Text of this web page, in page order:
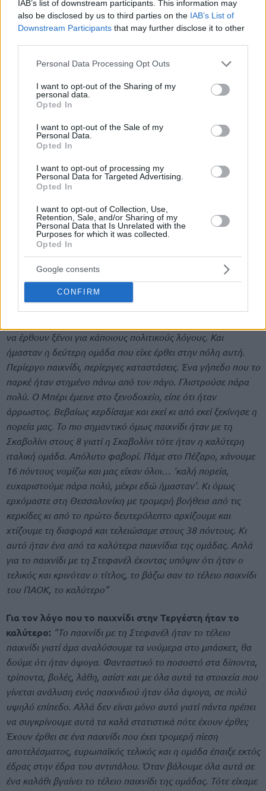
IAB’s list of downstream participants. This information may
also be disclosed by us to third parties on the IAB’s List of
Downstream Participants that may further disclose it to other
Please note that this website/app uses one or more Google
not limited to your visit or usage behaviour. You may click to
grant or deny consent to Google and its third-party tags to
use your data for below specified purposes in below Google
consent section.
Personal Data Processing Opt Outs
I want to opt-out of the Sharing of my
personal data.
Opted In
I want to opt-out of the Sale of my
Personal Data.
Opted In
I want to opt-out of processing my
Personal Data for Targeted Advertising.
Opted In
I want to opt-out of Collection, Use,
Retention, Sale, and/or Sharing of my
Personal Data that Is Unrelated with the
Purposes for which it was collected.
Opted In
Google consents
CONFIRM
σε μία τεράστια επιτυχία, όχι μόνο για τον σύλλογο, αλλά
για όλη την Ελλάδα.
αγώνα ΠΑΟΚ –Παναθηναϊκός για την 21η αγωνιστική του
πρωταθλήματος, θα βραβευτούν τα μέλη εκείνης της
ομάδας.
Αναλυτικά όσα είπε ο Πρέλεβιτς:
να έρθουν ξένοι για κάποιους πολιτικούς λόγους. Και
ήμασταν η δεύτερη ομάδα που είχε έρθει στην πόλη αυτή.
Περίεργο παιχνίδι, περίεργες καταστάσεις. Ένα γήπεδο που το
παρκέ ήταν στημένο πάνω από τον πάγο. Γλιστρούσε πάρα
πολύ. Ο Μπέρι έμεινε στο ξενοδοχείο, είπε ότι ήταν
άρρωστος. Βεβαίως κερδίσαμε και εκεί κι από εκεί ξεκίνησε η
πορεία μας. Το πιο σημαντικό όμως παιχνίδι ήταν με τη
Σκαβολίνι στους 8 γιατί η Σκαβολίνι τότε ήταν η καλύτερη
ιταλική ομάδα. Απόλυτο φαβορί. Πάμε στο Πέζαρο, χάνουμε
16 πόντους νομίζω και μας είχαν όλοι… ‘καλή πορεία,
ευχαριστούμε πάρα πολύ, μέχρι εδώ ήμασταν’. Κι όμως
ερχόμαστε στη Θεσσαλονίκη με τρομερή βοήθεια από τις
κερκίδες κι από το πρώτο δευτερόλεπτο αρχίζουμε και
χτίζουμε τη διαφορά και τελειώσαμε στους 38 πόντους. Κι
αυτό ήταν ένα από τα καλύτερα παιχνίδια της ομάδας. Απλά
για το παιχνίδι με τη Στεφανέλ έχοντας υπόψιν ότι ήταν ο
τελικός και κρινόταν ο τίτλος, το βάζω σαν το τέλειο παιχνίδι
του ΠΑΟΚ, το καλύτερο”
Για τον λόγο που το παιχνίδι στην Τεργέστη ήταν το
καλύτερο: “Το παιχνίδι με τη Στεφανέλ ήταν το τέλειο
παιχνίδι γιατί άμα αναλύσουμε τα νούμερα στο μπάσκετ, θα
δούμε ότι ήταν άψογα. Φανταστικό το ποσοστό στα δίποντα,
τρίποντα, βολές, λάθη, ασίστ και με όλα αυτά τα στοιχεία που
γίνεται ανάλυση ενός παιχνιδιού ήταν όλα άψογα, σε πολύ
υψηλό επίπεδο. Αλλά δεν είναι μόνο αυτό γιατί πάντα πρέπει
να συγκρίνουμε αυτά τα καλά στατιστικά πότε έχουν έρθει;
Έχουν έρθει σε ένα παιχνίδι που έχει τρομερή πίεση
αποτελέσματος, ευρωπαϊκός τελικός και η ομάδα έπαιξε εκτός
έδρας στην έδρα του αντιπάλου. Όταν βάλουμε όλα αυτά σε
ένα καλάθι βγαίνει το τέλειο παιχνίδι της ομάδας. Τότε είχαμε